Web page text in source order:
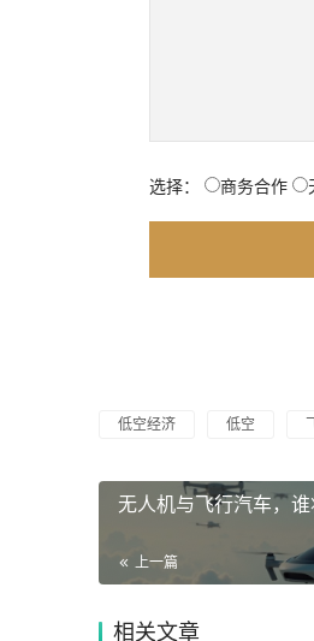
选择： 商务合作
低空经济 低空
无人机与飞行汽车，谁
上一篇
相关文章